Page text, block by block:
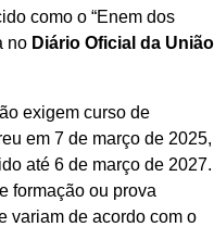
como o “Enem dos
no Diário Oficial da União
exigem curso de
em 7 de março de 2025,
até 6 de março de 2027.
formação ou prova
variam de acordo com o